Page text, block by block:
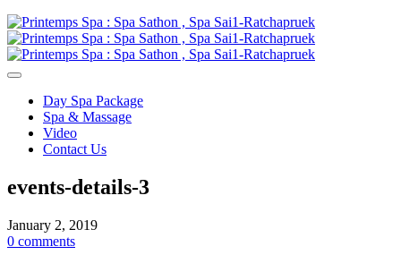
Day Spa Package
Spa & Massage
Video
Contact Us
events-details-3
January 2, 2019
0 comments